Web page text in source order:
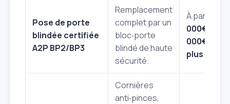
Pose de porte
blindée certifiée
A2P BP2/BP3
Remplacement
complet par un
bloc‑porte
blindé de haute
sécurité.
À partir de
000€
000€ et
plus
Cornières
anti‑pinces,